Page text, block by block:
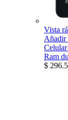
Vista
Añadir
Ram
$